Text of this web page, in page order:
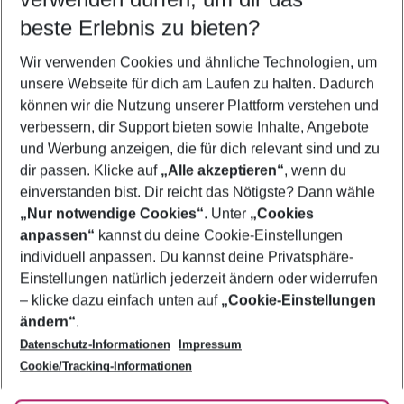
5-8 Nächte
2 Erwachsene Keine Kinder
Mehr Filter anzeigen
Footer
Footer navigation
Über uns
AGB
Bestpreisgarantie
Cookie-Einstellungen ändern
Cookie-Richtlinie
Agenturbetreuung
Barrierefreies Reisen
Folge uns
beste Erlebnis zu bieten?
Wir verwenden Cookies und ähnliche Technologien, um
unsere Webseite für dich am Laufen zu halten. Dadurch
können wir die Nutzung unserer Plattform verstehen und
verbessern, dir Support bieten sowie Inhalte, Angebote
und Werbung anzeigen, die für dich relevant sind und zu
dir passen. Klicke auf „Alle akzeptieren“, wenn du
einverstanden bist. Dir reicht das Nötigste? Dann wähle
„Nur notwendige Cookies“. Unter „Cookies
anpassen“ kannst du deine Cookie-Einstellungen
individuell anpassen. Du kannst deine Privatsphäre-
Einstellungen natürlich jederzeit ändern oder widerrufen
– klicke dazu einfach unten auf „Cookie-Einstellungen
ändern“.
Datenschutz-Informationen
Impressum
Cookie/Tracking-Informationen